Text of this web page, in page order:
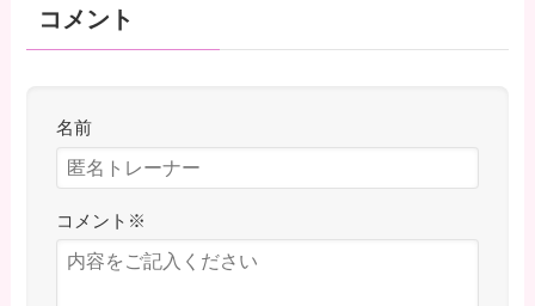
コメント
名前
コメント ※